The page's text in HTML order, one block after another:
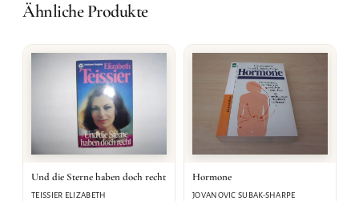
Ähnliche Produkte
Und die Sterne haben doch recht
TEISSIER ELIZABETH
Hormone
JOVANOVIC SUBAK-SHARPE